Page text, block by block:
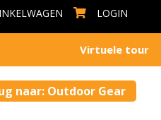
LOGIN
Virtuele tour
naar: Outdoor Gear